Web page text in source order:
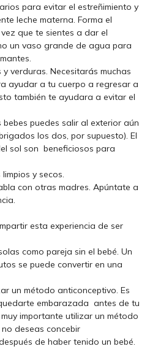
para evitar el estreñimiento y
leche materna. Forma el
que te sientes a dar el
un vaso grande de agua para
verduras. Necesitarás muchas
ayudar a tu cuerpo a regresar a
también te ayudara a evitar el
bebes puedes salir al exterior aún
los dos, por supuesto). El
sol son beneficiosos para
y secos.
con otras madres. Apúntate a
esta experiencia de ser
como pareja sin el bebé. Un
se puede convertir en una
un método anticonceptivo. Es
embarazada antes de tu
importante utilizar un método
deseas concebir
de haber tenido un bebé.